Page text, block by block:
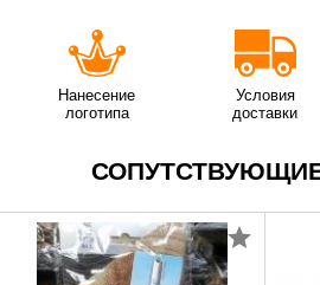
Нанесение
логотипа
Условия
доставки